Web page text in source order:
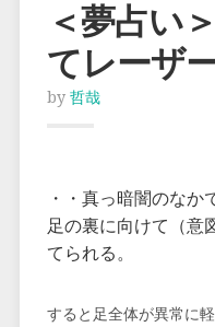
＜夢占い
てレーザ
by 哲哉
・・真っ暗闇のな
足の裏に向けて（意
てられる。
すると足全体が異常に